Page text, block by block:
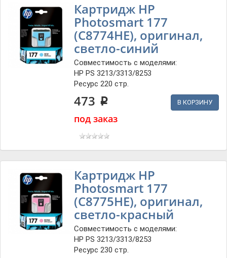
Картридж HP
Photosmart 177
(C8774HE), оригинал,
светло-синий
Совместимость с моделями:
HP PS 3213/3313/8253
Ресурс 220 стр.
473 p
под заказ
В КОРЗИНУ
Картридж HP
Photosmart 177
(C8775HE), оригинал,
светло-красный
Совместимость с моделями:
HP PS 3213/3313/8253
Ресурс 230 стр.